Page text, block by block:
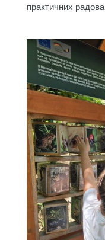
практичних